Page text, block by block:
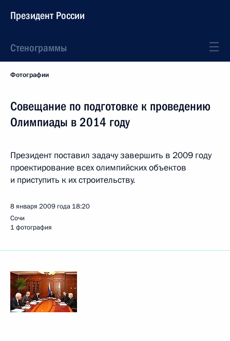
Президент России
Стенограммы
Фотографии
Совещание по подготовке к проведению
Олимпиады в 2014 году
Президент поставил задачу завершить в 2009 году
проектирование всех олимпийских объектов
и приступить к их строительству.
8 января 2009 года 18:20
Сочи
1 фотография